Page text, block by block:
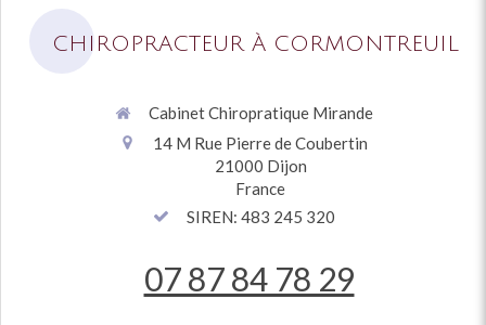
CHIROPRACTEUR À CORMONTREUIL
Cabinet Chiropratique Mirande
14 M Rue Pierre de Coubertin
21000 Dijon
France
SIREN: 483 245 320
07 87 84 78 29